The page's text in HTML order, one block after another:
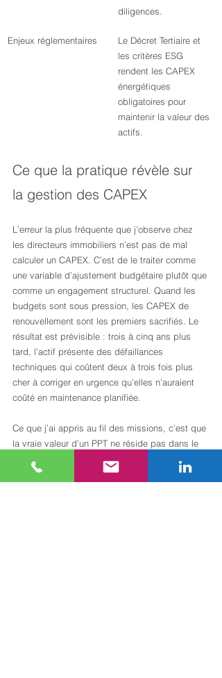
diligences.
Enjeux réglementaires
Le Décret Tertiaire et
les critères ESG
rendent les CAPEX
énergétiques
obligatoires pour
maintenir la valeur des
actifs.
Ce que la pratique révèle sur
la gestion des CAPEX
L’erreur la plus fréquente que j’observe chez
les directeurs immobiliers n’est pas de mal
calculer un CAPEX. C’est de le traiter comme
une variable d’ajustement budgétaire plutôt que
comme un engagement structurel. Quand les
budgets sont sous pression, les CAPEX de
renouvellement sont les premiers sacrifiés. Le
résultat est prévisible : trois à cinq ans plus
tard, l’actif présente des défaillances
techniques qui coûtent deux à trois fois plus
cher à corriger en urgence qu’elles n’auraient
coûté en maintenance planifiée.
Ce que j’ai appris au fil des missions, c’est que
la vraie valeur d’un PPT ne réside pas dans le
document lui-même, mais dans la discipline de
gestion qu’il impose. Un PPT force les équipes